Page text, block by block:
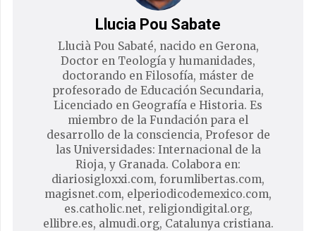
Llucia Pou Sabate
Llucià Pou Sabaté, nacido en Gerona,
Doctor en Teología y humanidades,
doctorando en Filosofía, máster de
profesorado de Educación Secundaria,
Licenciado en Geografía e Historia. Es
miembro de la Fundación para el
desarrollo de la consciencia, Profesor de
las Universidades: Internacional de la
Rioja, y Granada. Colabora en:
diariosigloxxi.com, forumlibertas.com,
magisnet.com, elperiodicodemexico.com,
es.catholic.net, religiondigital.org,
ellibre.es, almudi.org, Catalunya cristiana.